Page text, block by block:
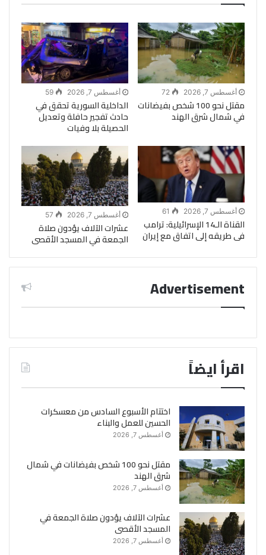
أغسطس 7, 2026 72
مقتل نحو 100 شخص بفيضانات
في شمال شرق الهند
أغسطس 7, 2026 59
الداخلية السورية تحقق في
حادث تفجير حافلة وتعديل
الحصيلة بلا وفيات
أغسطس 7, 2026 61
القناة الـ14 الإسرائيلية: ترامب
فى طريقه إلى اتفاق مع إيران
أغسطس 7, 2026 57
عشرات الآلاف يؤدون صلاة
الجمعة في المسجد الأقصى
Advertisement
اقرأ ايضاً
اختتام الأسبوع السادس من معسكرات
الحسين للعمل والبناء
أغسطس 7, 2026
مقتل نحو 100 شخص بفيضانات في شمال
شرق الهند
أغسطس 7, 2026
عشرات الآلاف يؤدون صلاة الجمعة في
المسجد الأقصى
أغسطس 7, 2026